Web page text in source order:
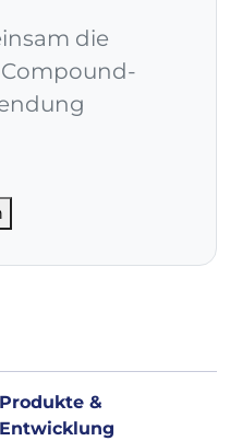
die
Produkte &
Entwicklung